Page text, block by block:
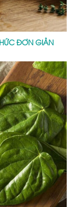
ĐƠN GIẢN